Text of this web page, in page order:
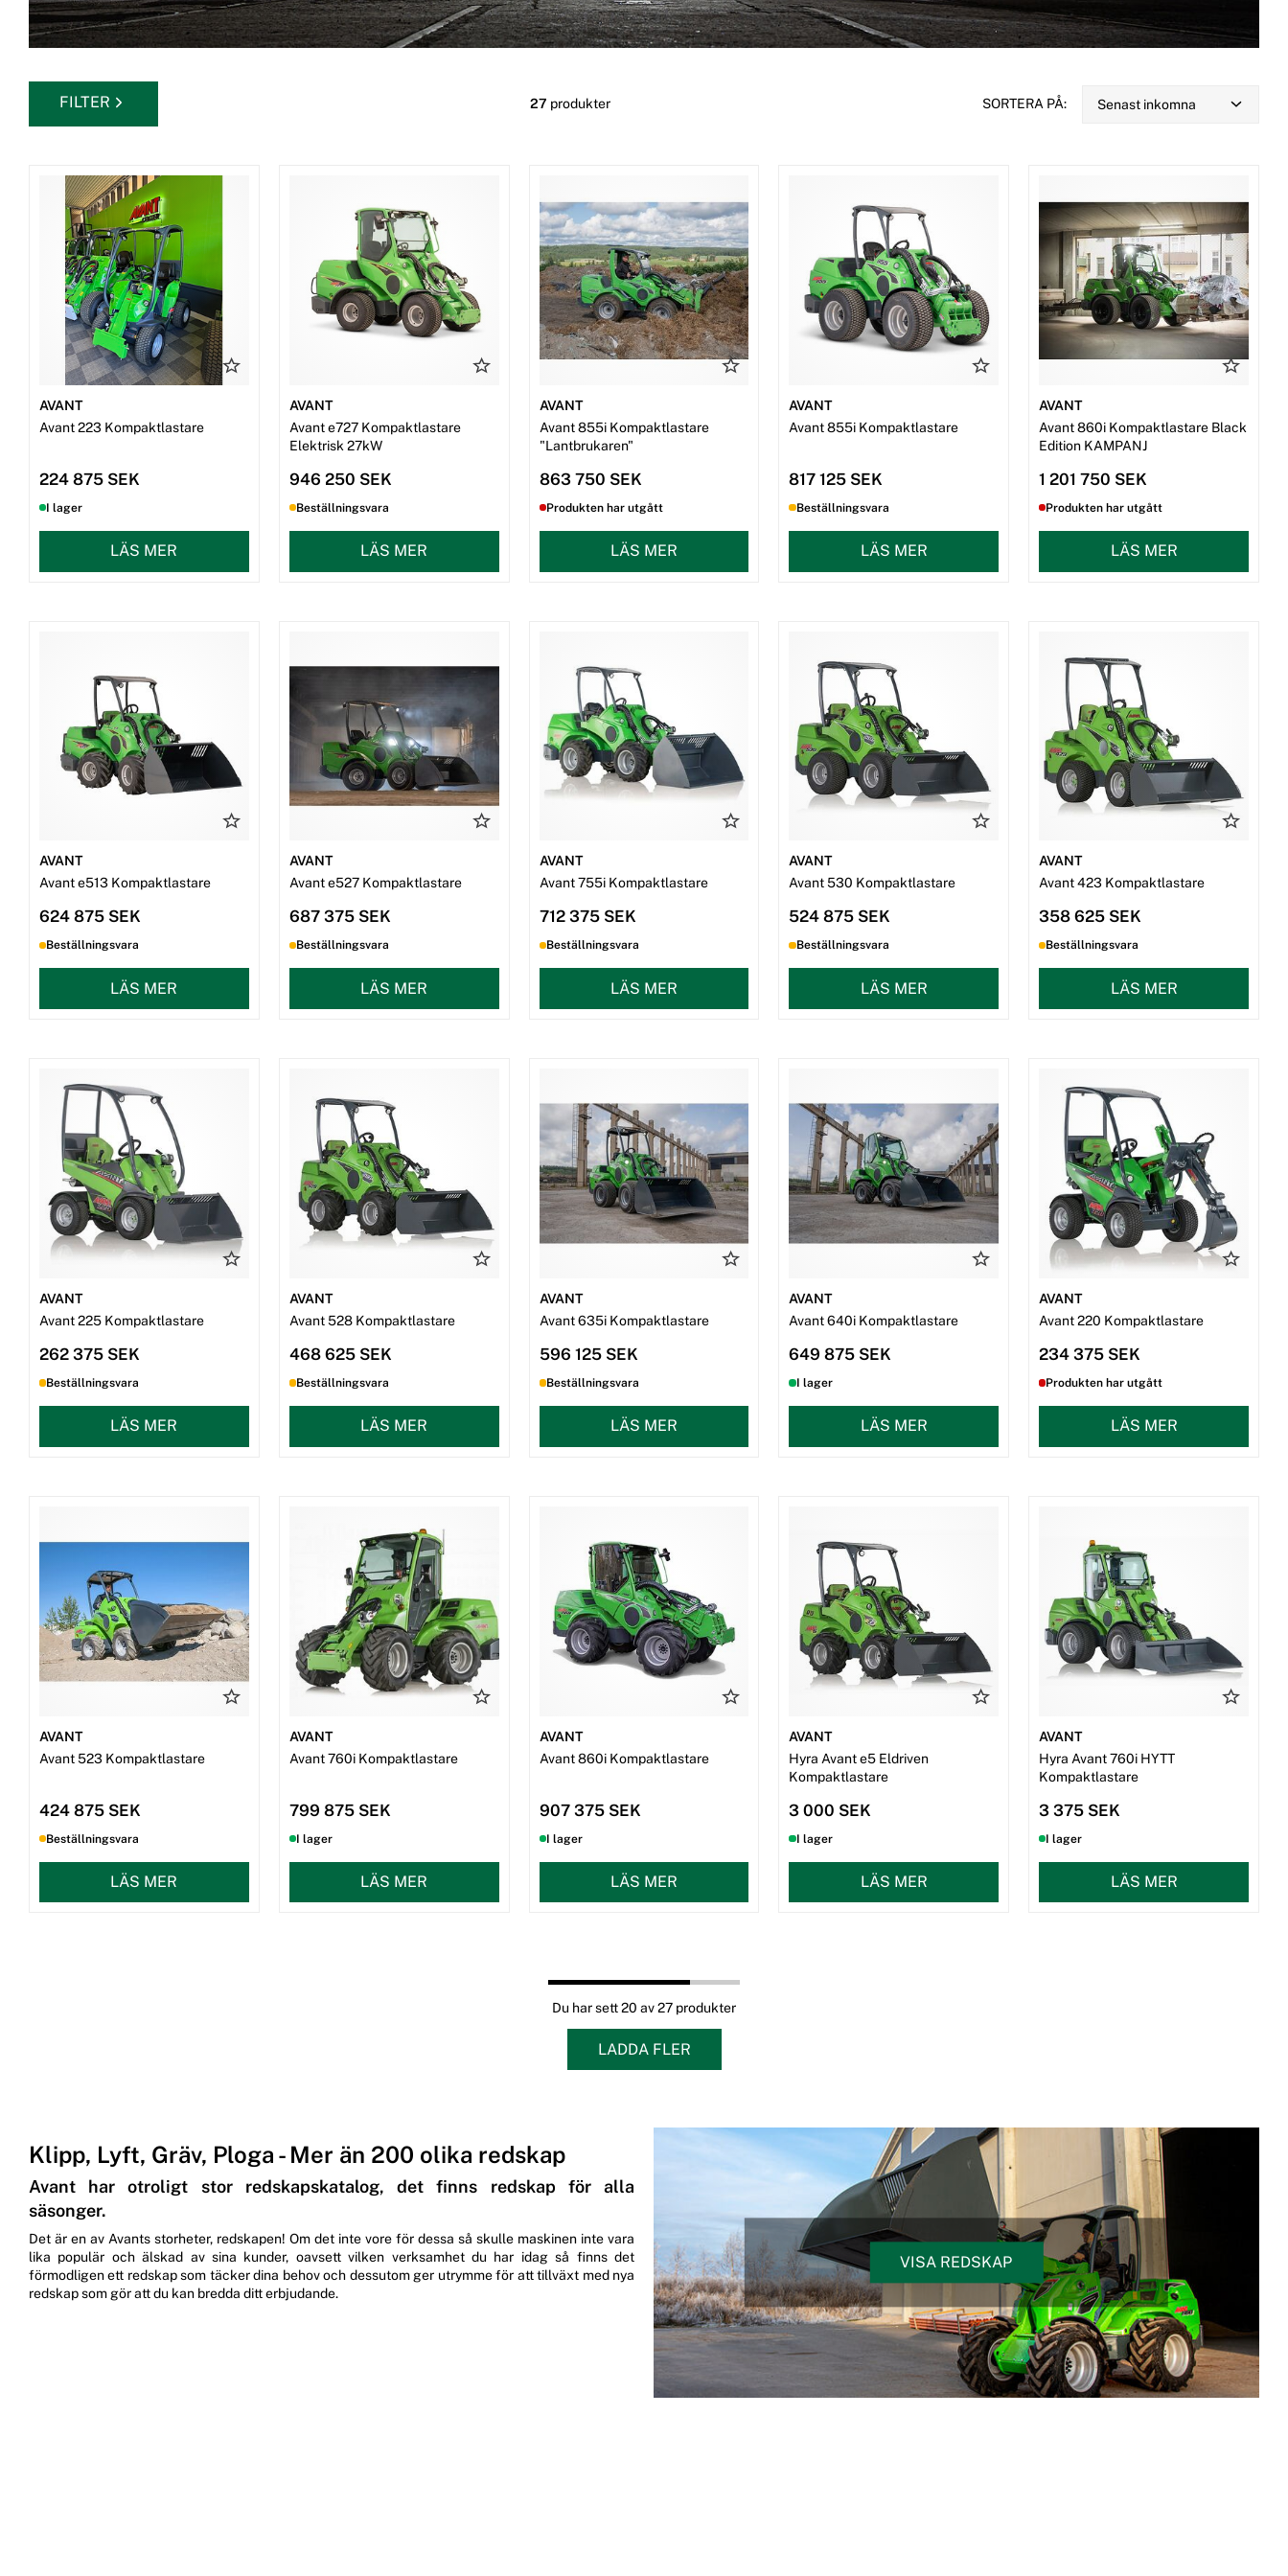
Regelbundet underhåll och snabb reparation är avgörande för att din kompaktlastare ska leverera hög
prestanda och lång livslängd, särskilt när du arbetar i trånga utrymmen där maskinen ofta utsätts för extra
Genom att kontrollera dessa delar minskar du risken för oväntade driftstopp och förlänger maskinens
ytterligare, kan du utrusta din maskin med extra motvikter och rätt tillbehör anpassade för just dina
arbetsuppgifter.
FILTER SORTERA PÅ: Senast inkomna
27 produkter
AVANT
Avant 223 Kompaktlastare
224 875 SEK
I lager
LÄS MER
AVANT
Avant e727 Kompaktlastare
Elektrisk 27kW
946 250 SEK
Beställningsvara
LÄS MER
AVANT
Avant 855i Kompaktlastare
"Lantbrukaren"
863 750 SEK
Produkten har utgått
LÄS MER
AVANT
Avant 855i Kompaktlastare
817 125 SEK
Beställningsvara
LÄS MER
AVANT
Avant 860i Kompaktlastare Black
Edition KAMPANJ
1 201 750 SEK
Produkten har utgått
LÄS MER
AVANT
Avant e513 Kompaktlastare
624 875 SEK
Beställningsvara
LÄS MER
AVANT
Avant e527 Kompaktlastare
687 375 SEK
Beställningsvara
LÄS MER
AVANT
Avant 755i Kompaktlastare
712 375 SEK
Beställningsvara
LÄS MER
AVANT
Avant 530 Kompaktlastare
524 875 SEK
Beställningsvara
LÄS MER
AVANT
Avant 423 Kompaktlastare
358 625 SEK
Beställningsvara
LÄS MER
AVANT
Avant 225 Kompaktlastare
262 375 SEK
Beställningsvara
LÄS MER
AVANT
Avant 528 Kompaktlastare
468 625 SEK
Beställningsvara
LÄS MER
AVANT
Avant 635i Kompaktlastare
596 125 SEK
Beställningsvara
LÄS MER
AVANT
Avant 640i Kompaktlastare
649 875 SEK
I lager
LÄS MER
AVANT
Avant 220 Kompaktlastare
234 375 SEK
Produkten har utgått
LÄS MER
AVANT
Avant 523 Kompaktlastare
424 875 SEK
Beställningsvara
LÄS MER
AVANT
Avant 760i Kompaktlastare
799 875 SEK
I lager
LÄS MER
AVANT
Avant 860i Kompaktlastare
907 375 SEK
I lager
LÄS MER
AVANT
Hyra Avant e5 Eldriven
Kompaktlastare
3 000 SEK
I lager
LÄS MER
AVANT
Hyra Avant 760i HYTT
Kompaktlastare
3 375 SEK
I lager
LÄS MER
Du har sett 20 av 27 produkter
LADDA FLER
Klipp, Lyft, Gräv, Ploga - Mer än 200 olika redskap
Avant har otroligt stor redskapskatalog, det finns redskap för alla
säsonger.
Det är en av Avants storheter, redskapen! Om det inte vore för dessa så skulle maskinen inte vara
lika populär och älskad av sina kunder, oavsett vilken verksamhet du har idag så finns det
förmodligen ett redskap som täcker dina behov och dessutom ger utrymme för att tillväxt med nya
redskap som gör att du kan bredda ditt erbjudande.
VISA REDSKAP